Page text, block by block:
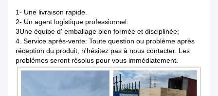
1- Une livraison rapide.
2- Un agent logistique professionnel.
3Une équipe d' emballage bien formée et disciplinée;
4. Service après-vente: Toute question ou problème après
réception du produit, n'hésitez pas à nous contacter. Les
problèmes seront résolus pour vous immédiatement.